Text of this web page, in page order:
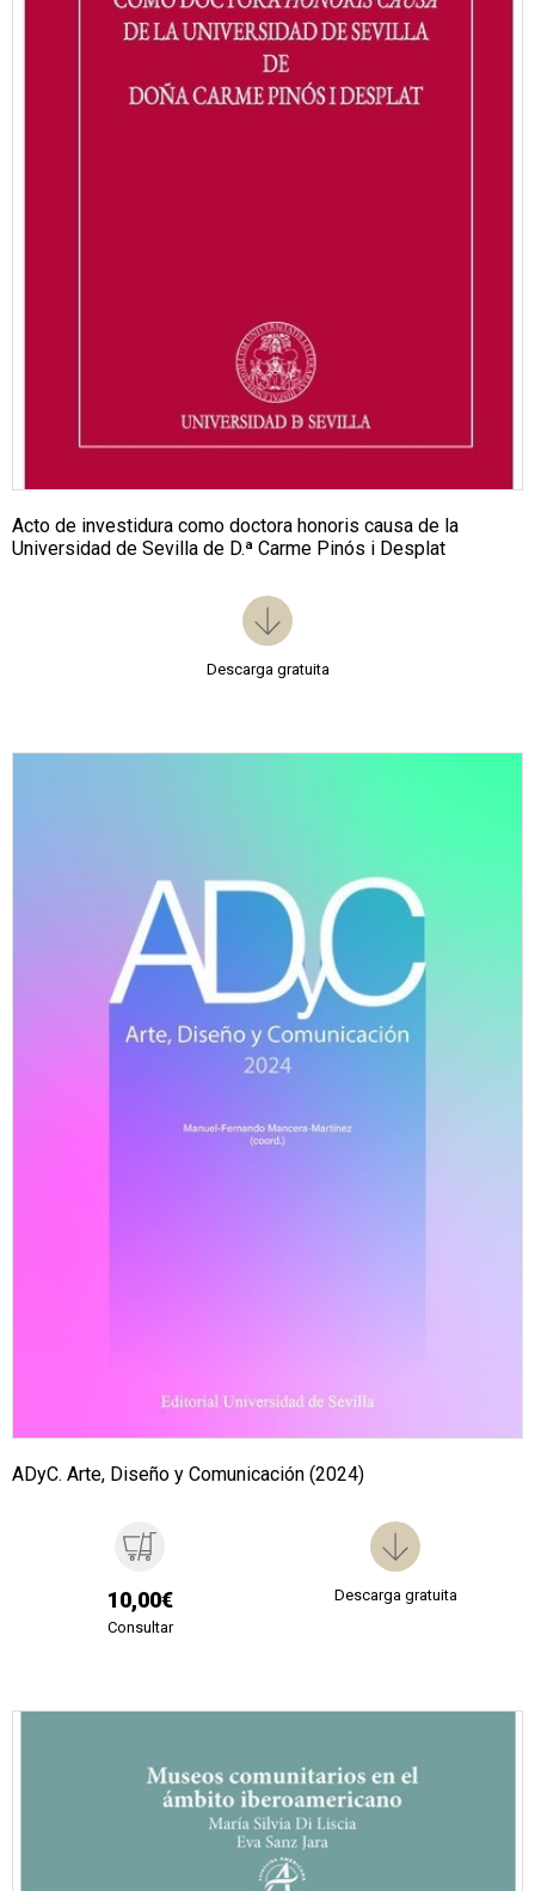
Acto de investidura como doctora honoris causa de la
Universidad de Sevilla de D.ª Carme Pinós i Desplat
Descarga gratuita
ADyC. Arte, Diseño y Comunicación (2024)
10,00€
Consultar
Descarga gratuita